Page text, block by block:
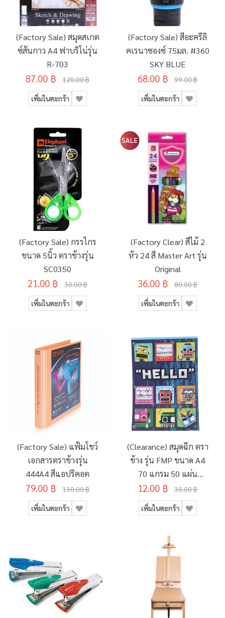
(Factory Sale) สมุดสเกต
ซ์สันกาว A4 ฟาบริโน่รุ่น
R-703
87.00 ฿ 120.00 ฿
เพิ่มในตะกร้า
(Factory Sale) สีอะครีลิ
คเรนาซองซ์ 75มล. #360
SKY BLUE
68.00 ฿ 99.00 ฿
เพิ่มในตะกร้า
(Factory Sale) กรรไกร
ขนาด 5นิ้ว ตราช้างรุ่น
SC0350
21.00 ฿ 30.00 ฿
เพิ่มในตะกร้า
(Factory Clear) สีไม้ 2
หัว 24 สี Master Art รุ่น
Original
36.00 ฿ 80.00 ฿
เพิ่มในตะกร้า
(Factory Sale) แฟ้มโชว์
เอกสารตราช้างรุ่น
444A4 สีแอปริคอต
79.00 ฿ 130.00 ฿
เพิ่มในตะกร้า
(Clearance) สมุดฉีก ตรา
ช้าง รุ่น FMP ขนาด A4
70 แกรม 50 แผ่น
(SD134495)
12.00 ฿ 30.00 ฿
เพิ่มในตะกร้า